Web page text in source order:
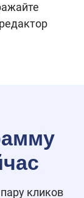
кликов